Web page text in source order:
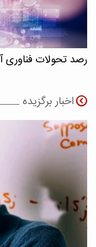
رصد تحولات فناوری
اخبار برگزیده